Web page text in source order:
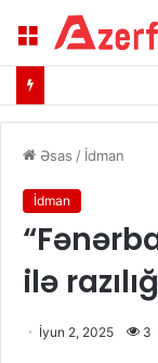
Menu
Əsas / İdman
İdman
ilə
İyun 2, 2025 3